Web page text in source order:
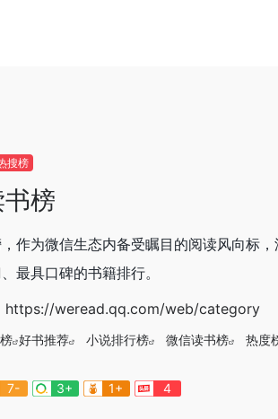
搜榜
榜
作为微信生态内备受瞩目的阅读风向标，
最具口碑的书籍排行。
https://weread.qq.com/web/category
好书推荐 小说排行榜 微信读书榜 热度
7- 3+ 1+ 4